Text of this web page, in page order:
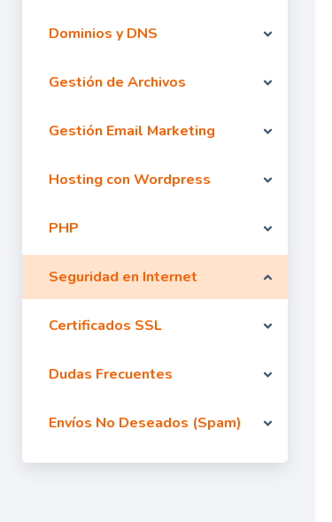
Dominios y DNS
Gestión de Archivos
Gestión Email Marketing
Hosting con Wordpress
PHP
Seguridad en Internet
Certificados SSL
Dudas Frecuentes
Envíos No Deseados (Spam)